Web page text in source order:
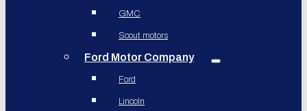
GMC
Scout motors
Ford Motor Company
Ford
Lincoln